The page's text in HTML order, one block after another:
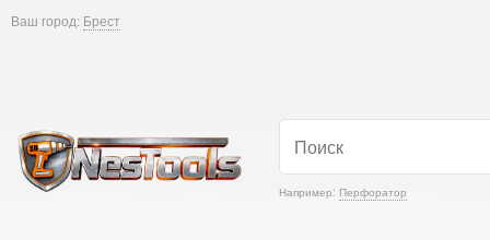
Ваш город: Брест
Например: Перфоратор